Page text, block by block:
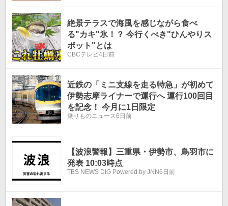
絶景テラスで海風を感じながら食べ
る"カキ"氷！？ 今行くべき"ひんやりス
ポット"とは
CBCテレビ4日前
近鉄の「ミニ支線を走る特急」が初めて
伊勢志摩ライナーで運行へ 運行100回目
を記念！ 今月に1日限定
乗りものニュース6日前
【波浪警報】三重県・伊勢市、鳥羽市に
発表 10:03時点
TBS NEWS DIG Powered by JNN6日前